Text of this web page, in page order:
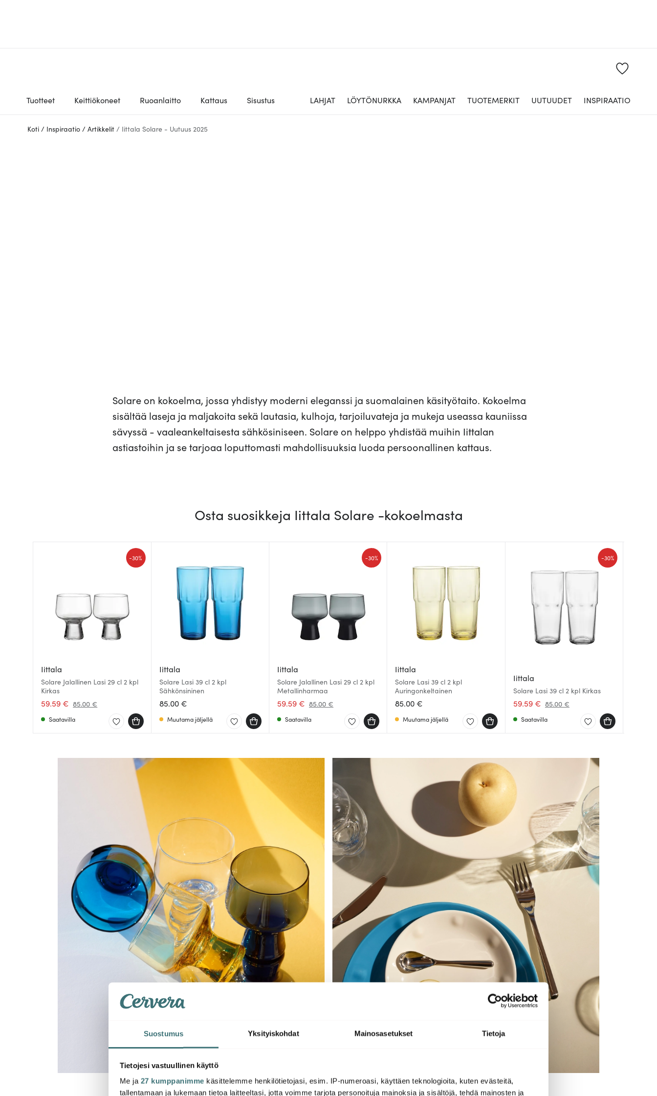
Suostumus Yksityiskohdat Mainosasetukset Tietoja
Tietojesi vastuullinen käyttö
Me ja 27 kumppanimme käsittelemme henkilötietojasi, esim. IP-numeroasi, käyttäen teknologioita, kuten evästeitä,
tallentamaan ja lukemaan tietoa laitteeltasi, jotta voimme tarjota personoituja mainoksia ja sisältöjä, tehdä mainosten ja
Tuotteet Keittiökoneet Ruoanlaitto Kattaus Sisustus LAHJAT LÖYTÖNURKKA KAMPANJAT TUOTEMERKIT UUTUUDET INSPIRAATIO
Koti / Inspiraatio / Artikkelit / Iittala Solare - Uutuus 2025
Solare on kokoelma, jossa yhdistyy moderni eleganssi ja suomalainen käsityötaito. Kokoelma
sisältää laseja ja maljakoita sekä lautasia, kulhoja, tarjoiluvateja ja mukeja useassa kauniissa
sävyssä - vaaleankeltaisesta sähkösiniseen. Solare on helppo yhdistää muihin Iittalan
astiastoihin ja se tarjoaa loputtomasti mahdollisuuksia luoda persoonallinen kattaus.
Osta suosikkeja Iittala Solare -kokoelmasta
Iittala
Solare Jalallinen Lasi 29 cl 2 kpl
Kirkas
59.59 € 85.00 €
-30%
Saatavilla
Iittala
Solare Lasi 39 cl 2 kpl
Sähkönsininen
85.00 €
Muutama jäljellä
Iittala
Solare Jalallinen Lasi 29 cl 2 kpl
Metallinharmaa
59.59 € 85.00 €
-30%
Saatavilla
Iittala
Solare Lasi 39 cl 2 kpl
Auringonkeltainen
85.00 €
Muutama jäljellä
Iittala
Solare Lasi 39 cl 2 kpl Kirkas
59.59 € 85.00 €
-30%
Saatavilla